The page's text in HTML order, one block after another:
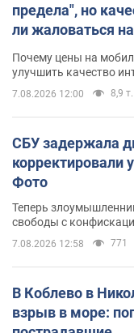
предела", но
ли жаловаться
Почему цены на
улучшить качество
7.08.2026 12:00 8,9 т.
СБУ задержала
корректировали
Фото
Теперь
свободы с
7.08.2026 12:58 771
В Коблево в
взрыв в море: